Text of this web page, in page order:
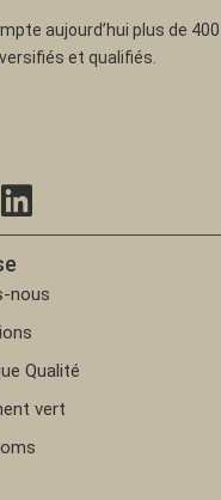
aujourd’hui plus de
et qualifiés.
nous
Qualité
vert